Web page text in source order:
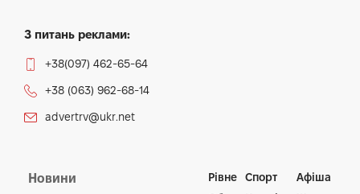
З питань реклами:
+38(097) 462-65-64
+38 (063) 962-68-14
advertrv@ukr.net
Новини
Рівне
Спорт
Афіша